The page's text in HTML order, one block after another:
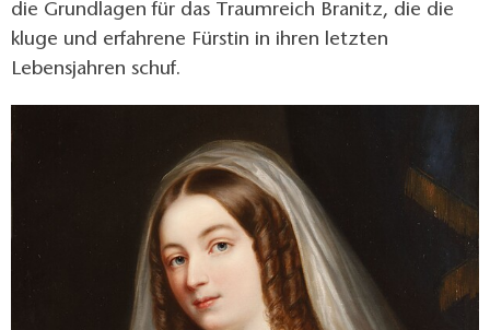
die Grundlagen für das Traumreich Branitz, die die
kluge und erfahrene Fürstin in ihren letzten
Lebensjahren schuf.